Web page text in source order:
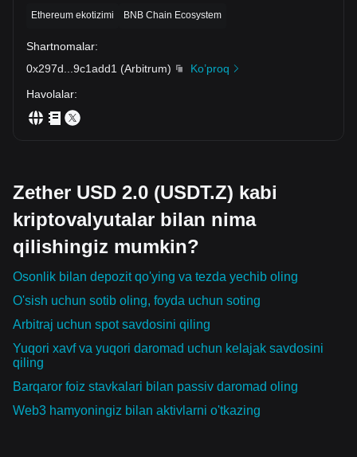
Ethereum ekotizimi BNB Chain Ecosystem
Shartnomalar:
0x297d
9c1add1 (Arbitrum)
Ko’proq
Havolalar:
Zether USD 2.0 (USDT.Z) kabi
kriptovalyutalar bilan nima
qilishingiz mumkin?
Osonlik bilan depozit qo'ying va tezda yechib oling
O'sish uchun sotib oling, foyda uchun soting
Arbitraj uchun spot savdosini qiling
Yuqori xavf va yuqori daromad uchun kelajak savdosini
qiling
Barqaror foiz stavkalari bilan passiv daromad oling
Web3 hamyoningiz bilan aktivlarni o'tkazing